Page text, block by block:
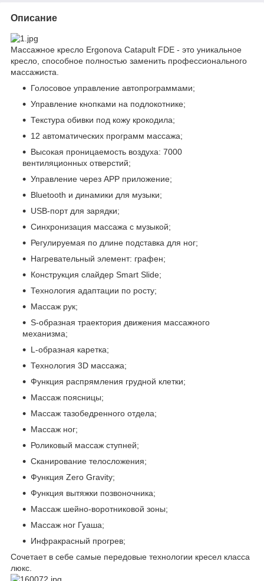
Описание
Массажное кресло Ergonova Catapult FDE - это уникальное
кресло, способное полностью заменить профессионального
массажиста.
Голосовое управление автопрограммами;
Управление кнопками на подлокотнике;
Текстура обивки под кожу крокодила;
12 автоматических программ массажа;
Высокая проницаемость воздуха: 7000
вентиляционных отверстий;
Управление через APP приложение;
Bluetooth и динамики для музыки;
USB-порт для зарядки;
Синхронизация массажа с музыкой;
Регулируемая по длине подставка для ног;
Нагревательный элемент: графен;
Конструкция слайдер Smart Slide;
Технология адаптации по росту;
Массаж рук;
S-образная траектория движения массажного
механизма;
L-образная каретка;
Технология 3D массажа;
Функция распрямления грудной клетки;
Массаж поясницы;
Массаж тазобедренного отдела;
Массаж ног;
Роликовый массаж ступней;
Сканирование телосложения;
Функция Zero Gravity;
Функция вытяжки позвоночника;
Массаж шейно-воротниковой зоны;
Массаж ног Гуаша;
Инфракрасный прогрев;
Сочетает в себе самые передовые технологии кресел класса
люкс.